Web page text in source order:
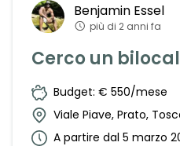
Benjamin Essel
più di 2 anni fa
Cerco un
Budget: € 550/mese
Viale Piave, Prato,
A partire dal 5 marzo